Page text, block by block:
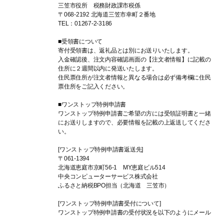
三笠市役所 税務財政課市税係
〒068-2192 北海道三笠市幸町２番地
TEL：01267-2-3186
■受領書について
寄付受領書は、返礼品とは別にお送りいたします。
入金確認後、注文内容確認画面の【注文者情報】に記載の
住所に２週間以内に発送いたします。
住民票住所が注文者情報と異なる場合は必ず備考欄に住民
票住所をご記入ください。
■ワンストップ特例申請書
ワンストップ特例申請書ご希望の方には受領証明書と一緒
にお送りしますので、必要情報を記載の上返送してくださ
い。
[ワンストップ特例申請書返送先]
〒061-1394
北海道恵庭市京町56-1 MY恵庭ビル514
中央コンピューターサービス株式会社
ふるさと納税BPO担当（北海道 三笠市）
[ワンストップ特例申請書受付について]
ワンストップ特例申請書の受付状況を以下のようにメール